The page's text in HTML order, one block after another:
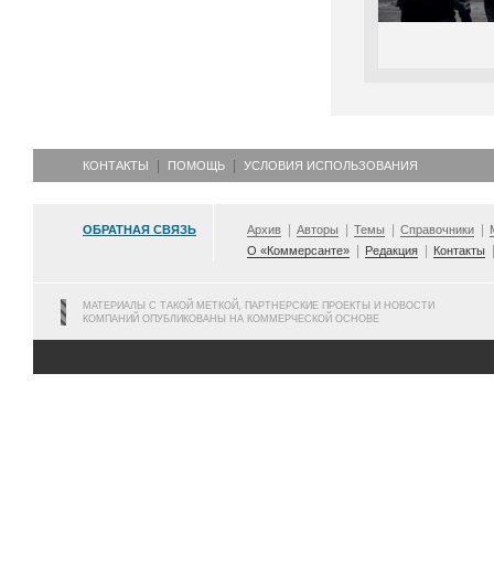
КОНТАКТЫ ПОМОЩЬ УСЛОВИЯ ИСПОЛЬЗОВАНИЯ
ОБРАТНАЯ СВЯЗЬ Архив Авторы Темы Справочники
О «Коммерсанте»
Редакция Контакты
МАТЕРИАЛЫ С ТАКОЙ МЕТКОЙ, ПАРТНЕРСКИЕ ПРОЕКТЫ И НОВОСТИ
КОМПАНИЙ ОПУБЛИКОВАНЫ НА КОММЕРЧЕСКОЙ ОСНОВЕ